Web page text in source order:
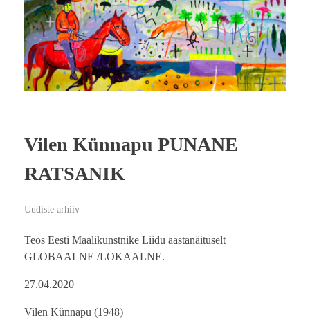
Vilen Künnapu PUNANE
RATSANIK
Uudiste arhiiv
Teos Eesti Maalikunstnike Liidu aastanäituselt
GLOBAALNE /LOKAALNE.
27.04.2020
Vilen Künnapu (1948)